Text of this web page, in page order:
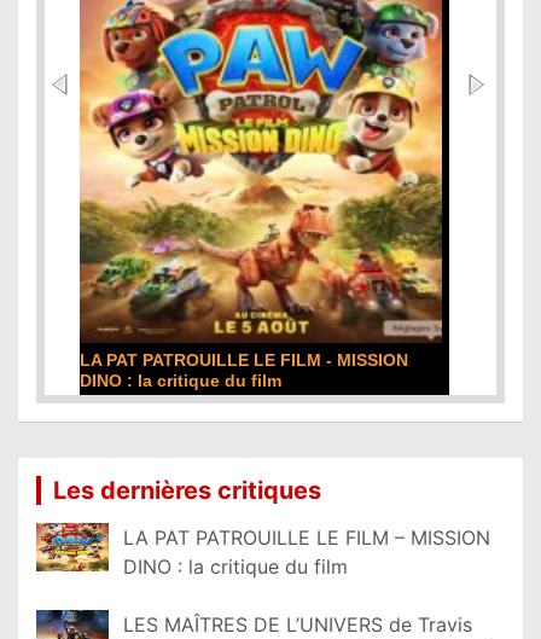
DE LA COMÉDIE-FRANÇAISE : la critique du
film
Les dernières critiques
LA PAT PATROUILLE LE FILM – MISSION
DINO : la critique du film
LES MAÎTRES DE L’UNIVERS de Travis